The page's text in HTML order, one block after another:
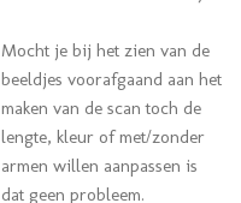
Mocht je bij het zien van de
beeldjes voorafgaand aan het
maken van de scan toch de
lengte, kleur of met/zonder
armen willen aanpassen is
dat geen probleem.